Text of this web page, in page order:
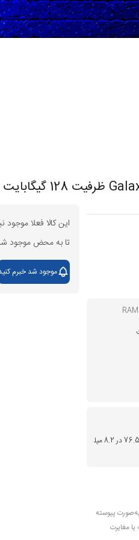
158.2 در 76.5 در 8.2 میل
پیوسته
یا مغایرت
این کالا فعلا موجود
تا به محض موجود
موجود شد خبرم